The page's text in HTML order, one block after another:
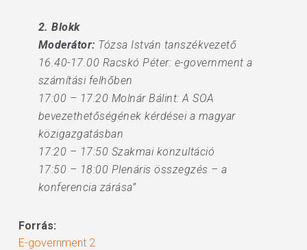
2. Blokk
Moderátor: Tózsa István tanszékvezető
16.40-17.00 Racskó Péter: e-government a
számítási felhőben
17:00 – 17:20 Molnár Bálint: A SOA
bevezethetőségének kérdései a magyar
közigazgatásban
17:20 – 17:50 Szakmai konzultáció
17:50 – 18:00 Plenáris összegzés – a
konferencia zárása”
Forrás:
E-government 2